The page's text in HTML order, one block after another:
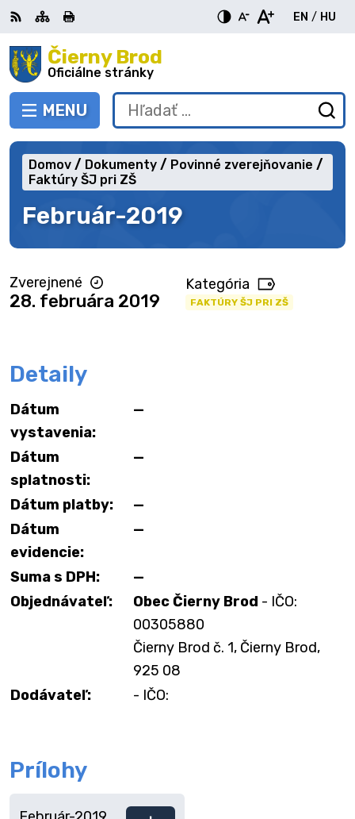
Preskočiť
na
obsah Čierny Brod
Oficiálne stránky
PREPNÚŤ
MENU
RSS MapaTlačiť
EN
English
/ HU
Hľadať:
Február-2019
Domov Dokumenty
Povinné zverejňovanie
Faktúry ŠJ pri ZŠ
Zverejnené
28. februára 2019
Kategória
FAKTÚRY ŠJ PRI ZŠ
Detaily
Dátum
vystavenia:
—
Dátum
splatnosti:
—
Dátum platby:
—
Dátum
evidencie:
—
Suma s DPH:
—
Objednávateľ:
Obec Čierny Brod - IČO:
00305880
Čierny Brod č. 1, Čierny Brod,
925 08
Dodávateľ:
- IČO:
Prílohy